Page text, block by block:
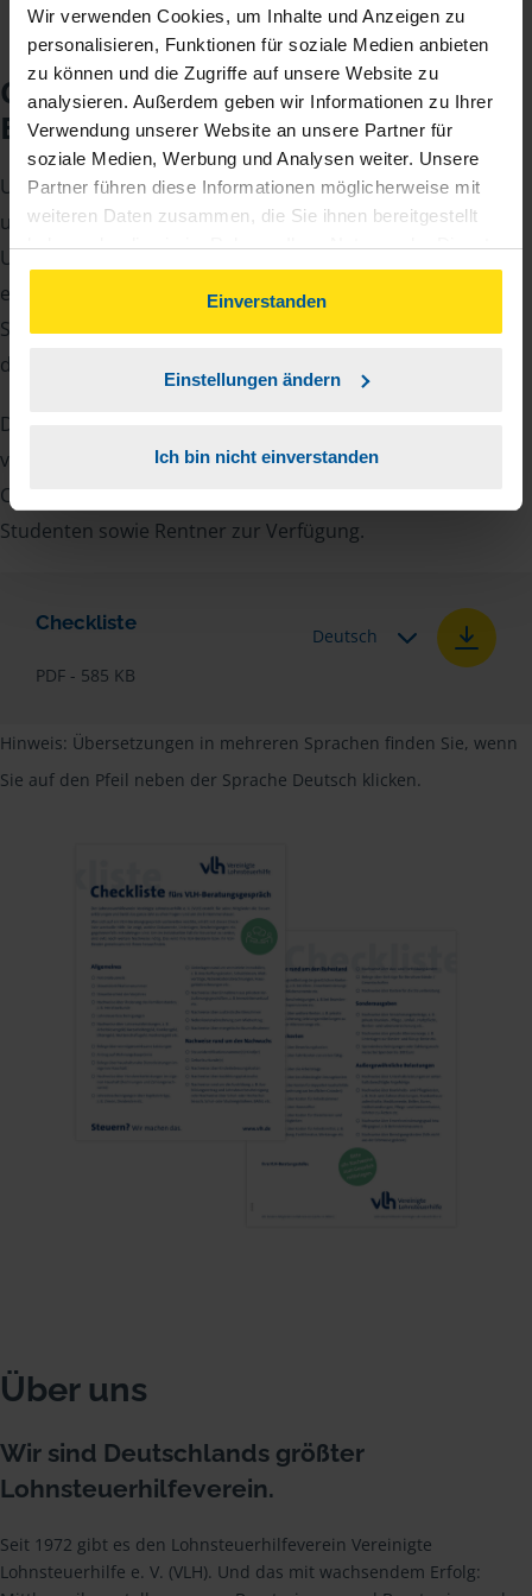
Wir verwenden Cookies, um Inhalte und Anzeigen zu
personalisieren, Funktionen für soziale Medien anbieten
zu können und die Zugriffe auf unsere Website zu
analysieren. Außerdem geben wir Informationen zu Ihrer
Verwendung unserer Website an unsere Partner für
soziale Medien, Werbung und Analysen weiter. Unsere
Partner führen diese Informationen möglicherweise mit
weiteren Daten zusammen, die Sie ihnen bereitgestellt
haben oder die sie im Rahmen Ihrer Nutzung der Dienste
gesammelt haben. Indem Sie auf Einverstanden klicken,
können Sie der Verwendung von Cookies, gemäß
unserer➔ Datenschutzrichtliniezustimmen.
Einverstanden
Einstellungen ändern
Ich bin nicht einverstanden
Checkliste für Ihr
Beratungsgespräch
Um Ihre Steuererklärung erstellen zu können, benötigen
unsere Beraterinnen und Berater eine Reihe von
Unterlagen von Ihnen. Dazu gehört beispielsweise die
elektronische Lohnsteuerbescheinigung, Ihre
Steueridentifikationsnummer, der Rentenbescheid oder
die Bescheinigung über das Kindergeld.
Damit Sie sich gut vorbereiten können und keinen der
vielen Nachweise vergessen, stellen wir Ihnen hier eine
Checkliste für Arbeitnehmer, Beamte, Auszubildende und
Studenten sowie Rentner zur Verfügung.
Checkliste
PDF - 585 KB
Deutsch
Hinweis: Übersetzungen in mehreren Sprachen finden Sie, wenn
Sie auf den Pfeil neben der Sprache Deutsch klicken.
Über uns
Wir sind Deutschlands größter
Lohnsteuerhilfeverein.
Seit 1972 gibt es den Lohnsteuerhilfeverein Vereinigte
Lohnsteuerhilfe e. V. (VLH). Und das mit wachsendem Erfolg: